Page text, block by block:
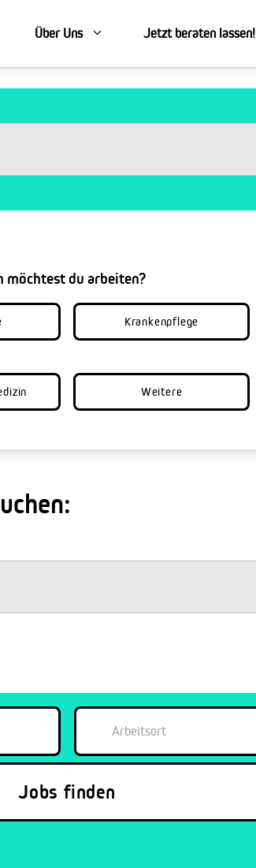
Über Uns Jetzt beraten lassen!
möchtest du arbeiten?
Krankenpflege
Weitere